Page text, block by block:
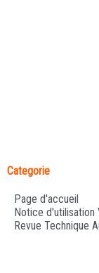
Categorie
Page d'accueil
Notice d'utilisation
Revue Technique